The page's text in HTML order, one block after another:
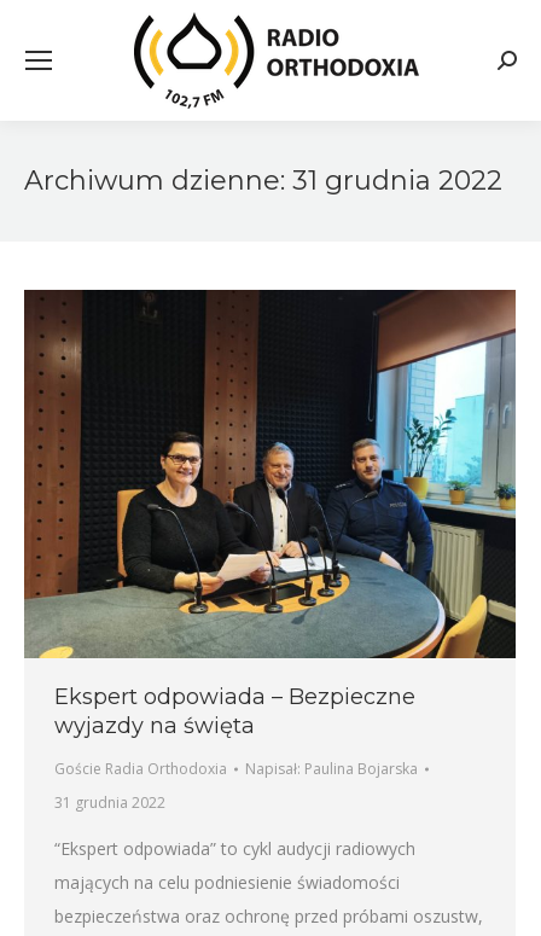
Archiwum dzienne: 31 grudnia 2022
Ekspert odpowiada – Bezpieczne
wyjazdy na święta
Goście Radia Orthodoxia Napisał: Paulina Bojarska
31 grudnia 2022
“Ekspert odpowiada” to cykl audycji radiowych
mających na celu podniesienie świadomości
bezpieczeństwa oraz ochronę przed próbami oszustw,